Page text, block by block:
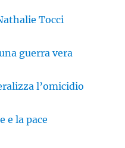
Tocci
guerra vera
l’omicidio
e la pace